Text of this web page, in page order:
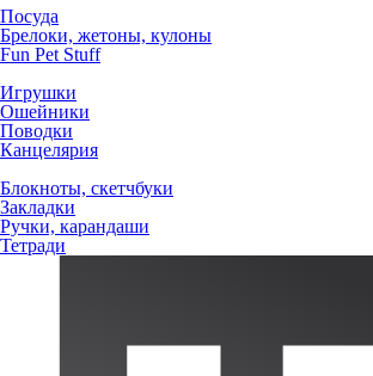
Посуда
Брелоки, жетоны, кулоны
Fun Pet Stuff
Игрушки
Ошейники
Поводки
Канцелярия
Блокноты, скетчбуки
Закладки
Ручки, карандаши
Тетради